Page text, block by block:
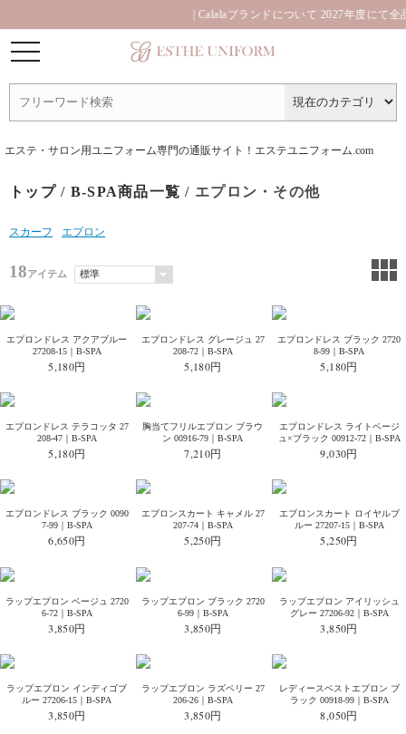
| Calalaブランドについて 2027年度にて全品
エステ・サロン用ユニフォーム専門の通販サイト！エステユニフォーム.com
トップ/ B-SPA商品一覧 / エプロン・その他
スカーフ エプロン
18アイテム
エプロンドレス アクアブルー
27208-15｜B-SPA
5,180円
エプロンドレス グレージュ 27
208-72｜B-SPA
5,180円
エプロンドレス ブラック 2720
8-99｜B-SPA
5,180円
エプロンドレス テラコッタ 27
208-47｜B-SPA
5,180円
胸当てフリルエプロン ブラウ
ン 00916-79｜B-SPA
7,210円
エプロンドレス ライトベージ
ュ×ブラック 00912-72｜B-SPA
9,030円
エプロンドレス ブラック 0090
7-99｜B-SPA
6,650円
エプロンスカート キャメル 27
207-74｜B-SPA
5,250円
エプロンスカート ロイヤルブ
ルー 27207-15｜B-SPA
5,250円
ラップエプロン ベージュ 2720
6-72｜B-SPA
3,850円
ラップエプロン ブラック 2720
6-99｜B-SPA
3,850円
ラップエプロン アイリッシュ
グレー 27206-92｜B-SPA
3,850円
ラップエプロン インディゴブ
ルー 27206-15｜B-SPA
3,850円
ラップエプロン ラズベリー 27
206-26｜B-SPA
3,850円
レディースベストエプロン ブ
ラック 00918-99｜B-SPA
8,050円